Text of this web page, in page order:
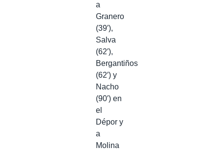
a
Granero
(39′),
Salva
(62′),
Bergantiños
(62′) y
Nacho
(90′) en
el
Dépor y
a
Molina